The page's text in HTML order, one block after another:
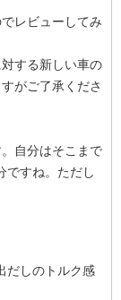
レビューしてみ
する新しい車の
がご了承くださ
自分はそこまで
ですね。ただし
だしのトルク感